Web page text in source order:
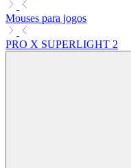
Mouses para jogos
PRO X SUPERLIGHT 2